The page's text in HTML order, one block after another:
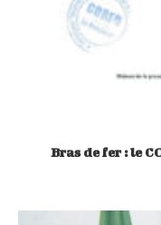
Bras de fer : le